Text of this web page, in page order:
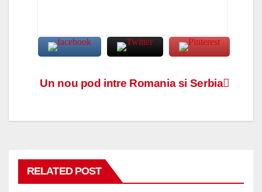
Navigare
Un nou pod intre Romania si Serbia
RELATED POST